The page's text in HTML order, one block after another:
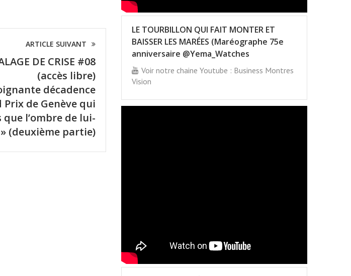
ARTICLE SUIVANT
DE CRISE #08
(accès libre)
décadence
Prix de Genève qui
que l’ombre de lui-
(deuxième partie)
LE TOURBILLON QUI FAIT MONTER ET
BAISSER LES MARÉES (Maréographe 75e
anniversaire @Yema_Watches
Voir notre chaine Youtube : Business Montres
Vision